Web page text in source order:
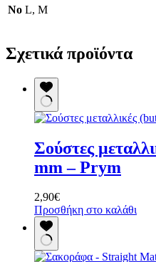
No L, M
Σχετικά προϊόντα
Σούστες
mm – Prym
2,90€
Προσθήκη στο καλάθι